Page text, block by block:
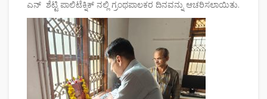
ಎನ್ ಶೆಟ್ಟಿ ಪಾಲಿಟೆಕ್ನಿಕ್ ನಲ್ಲಿ ಗ್ರಂಥಪಾಲಕರ ದಿನವನ್ನು ಆಚರಿಸಲಾಯಿತು.